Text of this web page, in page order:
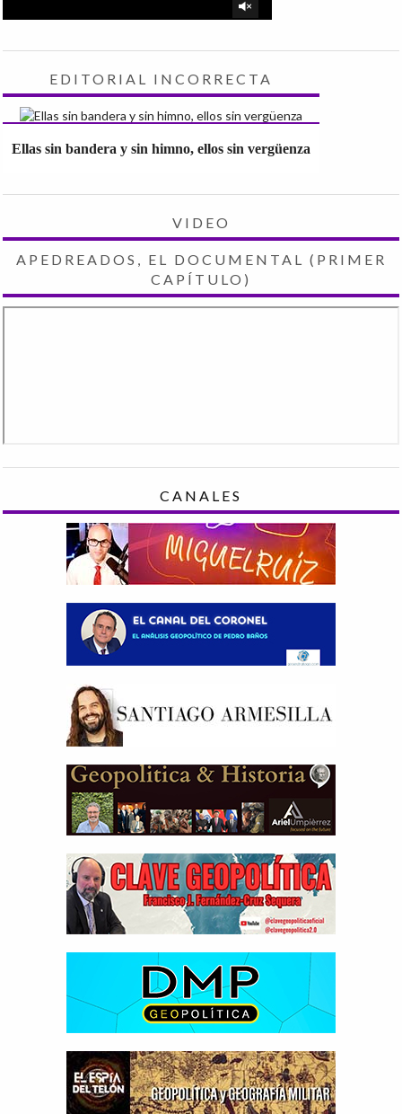
EDITORIAL INCORRECTA
Ellas sin bandera y sin himno, ellos sin vergüenza
VIDEO
APEDREADOS, EL DOCUMENTAL (PRIMER
CAPÍTULO)
CANALES